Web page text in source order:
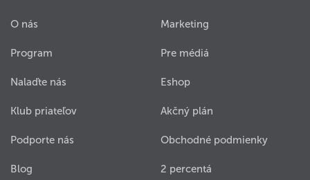
O nás
Program
Nalaďte nás
Klub priateľov
Podporte nás
Blog
Marketing
Pre médiá
Eshop
Akčný plán
Obchodné podmienky
2 percentá